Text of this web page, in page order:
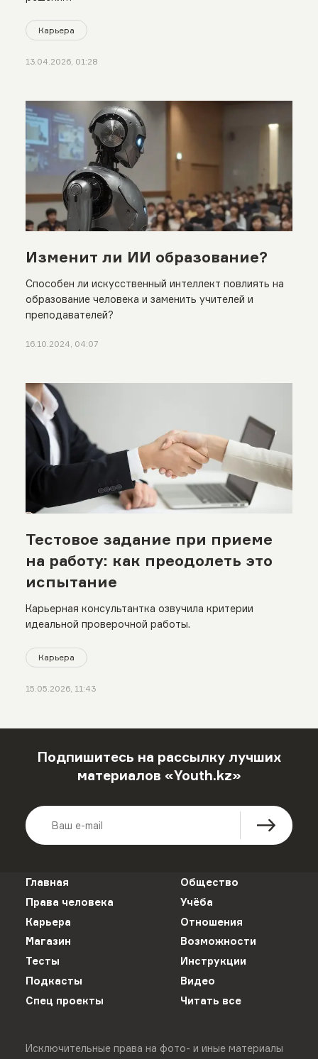
Карьера
13.04.2026, 01:28
Изменит ли ИИ образование?
Способен ли искусственный интеллект повлиять на
образование человека и заменить учителей и
преподавателей?
16.10.2024, 04:07
Тестовое задание при приеме
на работу: как преодолеть это
испытание
Карьерная консультантка озвучила критерии
идеальной проверочной работы.
Карьера
15.05.2026, 11:43
Подпишитесь на рассылку лучших
материалов «Youth.kz»
Главная
Общество
Права человека
Учёба
Карьера
Отношения
Магазин
Возможности
Тесты
Инструкции
Подкасты
Видео
Спец проекты
Читать все
Исключительные права на фото- и иные материалы